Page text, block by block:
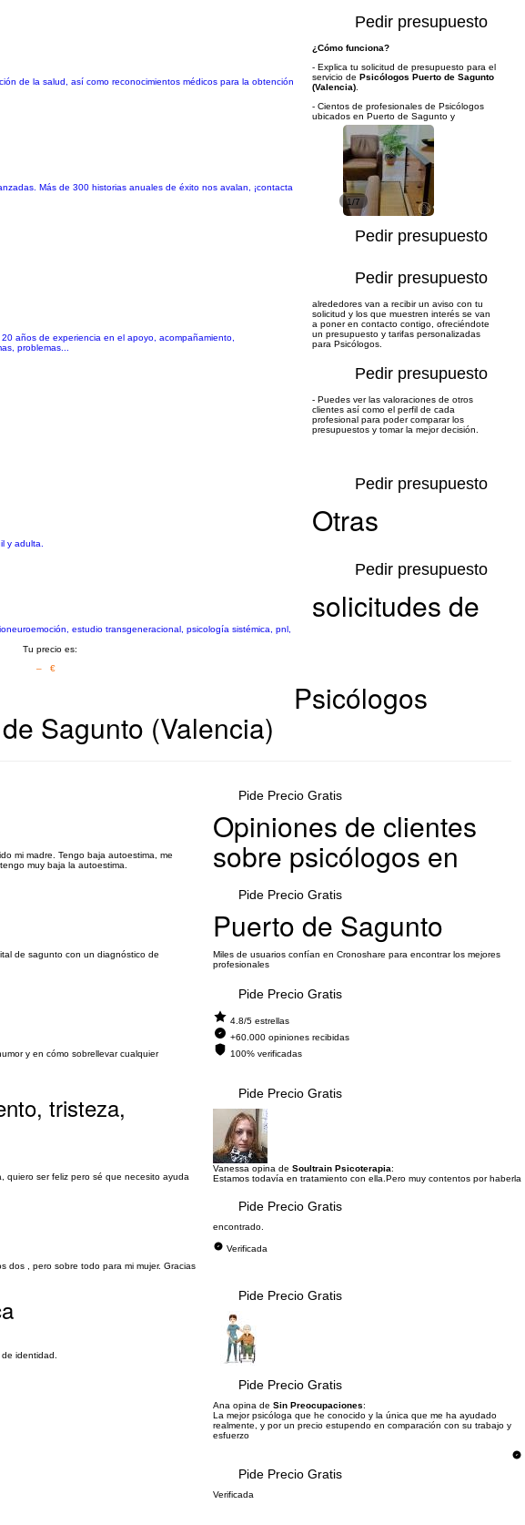
de la salud, así como reconocimientos médicos para la obtención
Pedir presupuesto
Más de 300 historias anuales de éxito nos avalan, ¡contacta
1/7
Pedir presupuesto
años de experiencia en el apoyo, acompañamiento,
problemas...
Pedir presupuesto
Pedir presupuesto
y adulta.
Pedir presupuesto
estudio transgeneracional, psicología sistémica, pnl,
Pedir presupuesto
¿Cómo funciona?
- Explica tu solicitud de presupuesto para el
servicio de Psicólogos Puerto de Sagunto
(Valencia)
- Cientos de profesionales de Psicólogos
ubicados en Puerto de Sagunto y
alrededores van a recibir un aviso con tu
solicitud y los que muestren interés se van
a poner en contacto contigo, ofreciéndote
un presupuesto y tarifas personalizadas
para Psicólogos.
- Puedes ver las valoraciones de otros
clientes así como el perfil de cada
profesional para poder comparar los
presupuestos y tomar la mejor decisión.
Tu precio es:
– €
Otras
solicitudes de
Psicólogos
Sagunto (Valencia)
mi madre. Tengo baja autoestima, me
muy baja la autoestima.
Pide Precio Gratis
de sagunto con un diagnóstico de
Pide Precio Gratis
y en cómo sobrellevar cualquier
Pide Precio Gratis
tristeza,
quiero ser feliz pero sé que necesito ayuda
Pide Precio Gratis
dos , pero sobre todo para mi mujer. Gracias
Pide Precio Gratis
identidad.
Pide Precio Gratis
Pide Precio Gratis
Pide Precio Gratis
Opiniones de clientes
sobre psicólogos en
Puerto de Sagunto
Miles de usuarios confían en Cronoshare para encontrar los mejores
profesionales
4.8/5 estrellas
+60.000 opiniones recibidas
100% verificadas
Vanessa opina de Soultrain Psicoterapia:
Estamos todavía en tratamiento con ella.Pero muy contentos por haberla
encontrado.
Verificada
Ana opina de Sin Preocupaciones:
La mejor psicóloga que he conocido y la única que me ha ayudado
realmente, y por un precio estupendo en comparación con su trabajo y
esfuerzo
Verificada